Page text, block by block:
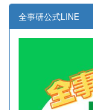
全事研公式LINE